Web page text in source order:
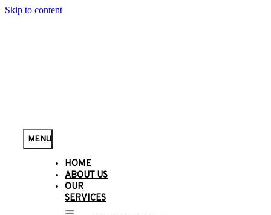
Skip to content
MENU
HOME
ABOUT US
OUR
SERVICES